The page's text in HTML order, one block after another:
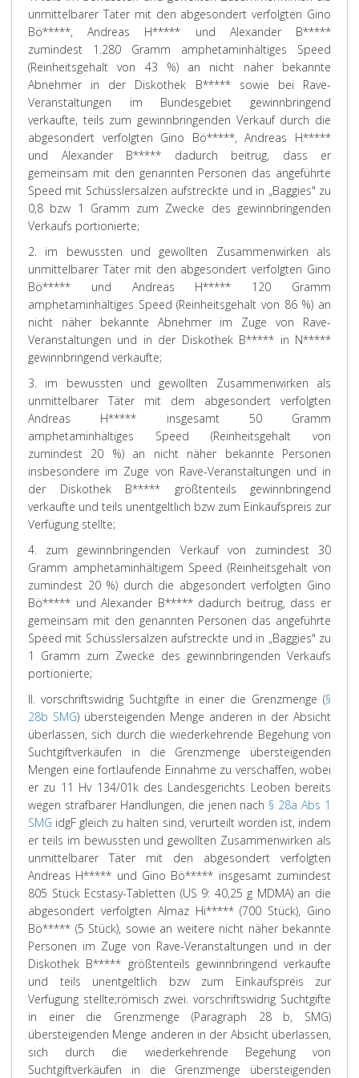
unmittelbarer Täter mit den abgesondert verfolgten Gino
Bö*****, Andreas H***** und Alexander B*****
zumindest 1.280 Gramm amphetaminhältiges Speed
(Reinheitsgehalt von 43 %) an nicht näher bekannte
Abnehmer in der Diskothek B***** sowie bei Rave-
Veranstaltungen im Bundesgebiet gewinnbringend
verkaufte, teils zum gewinnbringenden Verkauf durch die
abgesondert verfolgten Gino Bö*****, Andreas H*****
und Alexander B***** dadurch beitrug, dass er
gemeinsam mit den genannten Personen das angeführte
Speed mit Schüsslersalzen aufstreckte und in „Baggies" zu
0,8 bzw 1 Gramm zum Zwecke des gewinnbringenden
Verkaufs portionierte;
2. im bewussten und gewollten Zusammenwirken als
unmittelbarer Täter mit den abgesondert verfolgten Gino
Bö***** und Andreas H***** 120 Gramm
amphetaminhältiges Speed (Reinheitsgehalt von 86 %) an
nicht näher bekannte Abnehmer im Zuge von Rave-
Veranstaltungen und in der Diskothek B***** in N*****
gewinnbringend verkaufte;
3. im bewussten und gewollten Zusammenwirken als
unmittelbarer Täter mit dem abgesondert verfolgten
Andreas H***** insgesamt 50 Gramm
amphetaminhältiges Speed (Reinheitsgehalt von
zumindest 20 %) an nicht näher bekannte Personen
insbesondere im Zuge von Rave-Veranstaltungen und in
der Diskothek B***** größtenteils gewinnbringend
verkaufte und teils unentgeltlich bzw zum Einkaufspreis zur
Verfügung stellte;
4. zum gewinnbringenden Verkauf von zumindest 30
Gramm amphetaminhältigem Speed (Reinheitsgehalt von
zumindest 20 %) durch die abgesondert verfolgten Gino
Bö***** und Alexander B***** dadurch beitrug, dass er
gemeinsam mit den genannten Personen das angeführte
Speed mit Schüsslersalzen aufstreckte und in „Baggies" zu
1 Gramm zum Zwecke des gewinnbringenden Verkaufs
portionierte;
II. vorschriftswidrig Suchtgifte in einer die Grenzmenge (§
28b SMG) übersteigenden Menge anderen in der Absicht
überlassen, sich durch die wiederkehrende Begehung von
Suchtgiftverkäufen in die Grenzmenge übersteigenden
Mengen eine fortlaufende Einnahme zu verschaffen, wobei
er zu 11 Hv 134/01k des Landesgerichts Leoben bereits
wegen strafbarer Handlungen, die jenen nach § 28a Abs 1
SMG idgF gleich zu halten sind, verurteilt worden ist, indem
er teils im bewussten und gewollten Zusammenwirken als
unmittelbarer Täter mit den abgesondert verfolgten
Andreas H***** und Gino Bö***** insgesamt zumindest
805 Stück Ecstasy-Tabletten (US 9: 40,25 g MDMA) an die
abgesondert verfolgten Almaz Hi***** (700 Stück), Gino
Bö***** (5 Stück), sowie an weitere nicht näher bekannte
Personen im Zuge von Rave-Veranstaltungen und in der
Diskothek B***** größtenteils gewinnbringend verkaufte
und teils unentgeltlich bzw zum Einkaufspreis zur
Verfügung stellte;römisch zwei. vorschriftswidrig Suchtgifte
in einer die Grenzmenge (Paragraph 28 b, SMG)
übersteigenden Menge anderen in der Absicht überlassen,
sich durch die wiederkehrende Begehung von
Suchtgiftverkäufen in die Grenzmenge übersteigenden